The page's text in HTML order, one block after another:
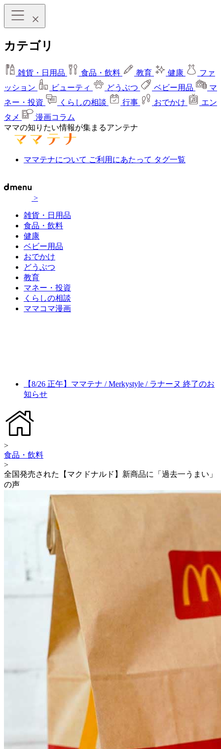
カテゴリ
雑貨・日用品 食品・飲料 教育 健康
ファ
ッション
ビューティ どうぶつ ベビー用品
マ
ネー・投資
くらしの相談 行事 おでかけ
エン
タメ
漫画コラム
ママの知りたい情報が集まるアンテナ
ママテナについて ご利用にあたって タグ一覧
>
雑貨・日用品
食品・飲料
健康
ベビー用品
おでかけ
どうぶつ
教育
マネー・投資
くらしの相談
ママコマ漫画
【8/26 正午】ママテナ / Merkystyle / ラナーヌ 終了のお
知らせ
>
食品・飲料
>
全国発売された【マクドナルド】新商品に「過去一うまい」
の声